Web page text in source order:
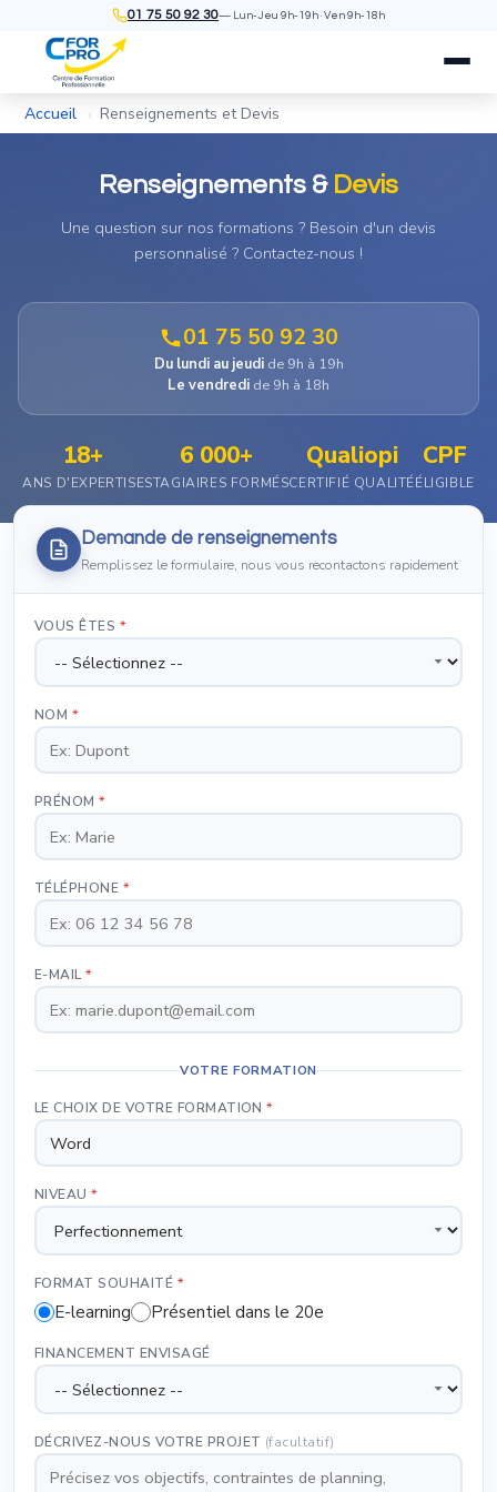
01 75 50 92 30— Lun-Jeu 9h-19h · Ven 9h-18h
Accueil › Renseignements et Devis
Renseignements & Devis
Une question sur nos formations ? Besoin d'un devis
personnalisé ? Contactez-nous !
01 75 50 92 30
Du lundi au jeudide 9h à 19h
Le vendredi de 9h à 18h
18+
ANS D'EXPERTISE
6 000+
STAGIAIRES FORMÉS
Qualiopi
CERTIFIÉ QUALITÉ
CPF
ÉLIGIBLE
Demande de renseignements
Remplissez le formulaire, nous vous recontactons rapidement
VOUS ÊTES *
NOM *
PRÉNOM*
TÉLÉPHONE *
E-MAIL*
VOTRE FORMATION
LE CHOIX DE VOTRE FORMATION*
NIVEAU*
FORMAT SOUHAITÉ *
E-learning Présentiel dans le 20e
FINANCEMENT ENVISAGÉ
DÉCRIVEZ-NOUS VOTRE PROJET (facultatif)